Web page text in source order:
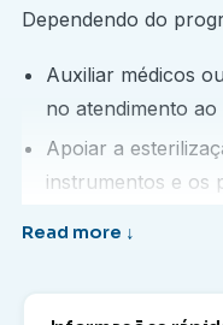
Dependendo do
Auxiliar médicos
no atendimento ao
Apoiar a
instrumentos e os
Acompanhar
Organizar e